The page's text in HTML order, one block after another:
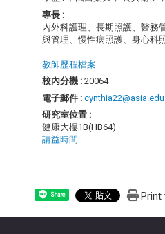
專長 :
內外科護理、長期照護、醫務
與管理、慢性病照護、身心科
教師歷程檔案
校內分機 : 20064
電子郵件 :
研究室位置 :
健康大樓1B(HB64)
請益時間
Share Print